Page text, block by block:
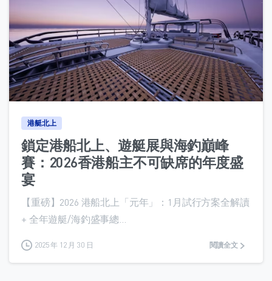
0
港艇北上
鎖定港船北上、遊艇展與海釣巔峰
賽：2026香港船主不可缺席的年度盛
宴
【重磅】2026 港船北上「元年」：1月試行方案全解讀
+ 全年遊艇/海釣盛事總...
2025 年 12 月 30 日 閱讀全文